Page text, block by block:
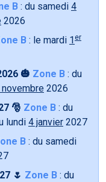
B : du samedi 4
2026
B : le mardi 1 er
🎃 Zone B : du
2026
🎅 Zone B : du
lundi 4 janvier 2027
B : du samedi
🌷 Zone B : du